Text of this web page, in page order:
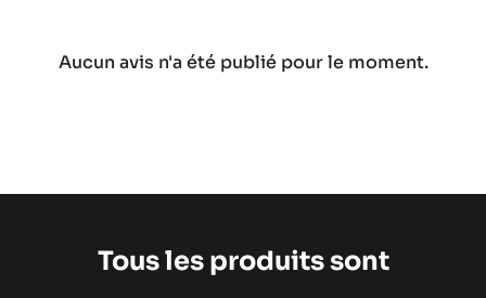
Aucun avis n'a été publié pour le moment.
Tous les produits sont